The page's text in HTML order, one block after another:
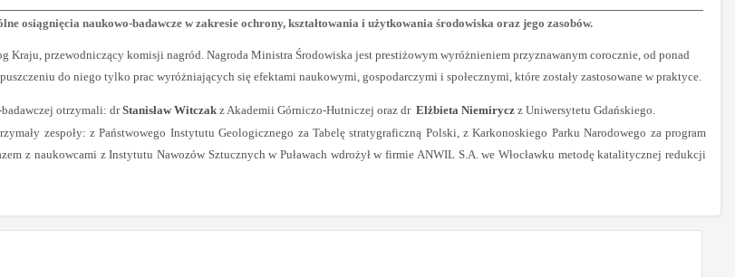
osiągnięcia naukowo-badawcze w zakresie ochrony, kształtowania i użytkowania środowiska oraz jego zasobów.
Kraju, przewodniczący komisji nagród. Nagroda Ministra Środowiska jest prestiżowym wyróżnieniem przyznawanym corocznie, od ponad
do niego tylko prac wyróżniających się efektami naukowymi, gospodarczymi i społecznymi, które zostały zastosowane w praktyce.
badawczej otrzymali: drStanisław Witczak z Akademii Górniczo-Hutniczej oraz dr Elżbieta Niemirycz z Uniwersytetu Gdańskiego.
zespoły: z Państwowego Instytutu Geologicznego za Tabelę stratygraficzną Polski, z Karkonoskiego Parku Narodowego za program
z naukowcami z Instytutu Nawozów Sztucznych w Puławach wdrożył w firmie ANWIL S.A. we Włocławku metodę katalitycznej redukcji